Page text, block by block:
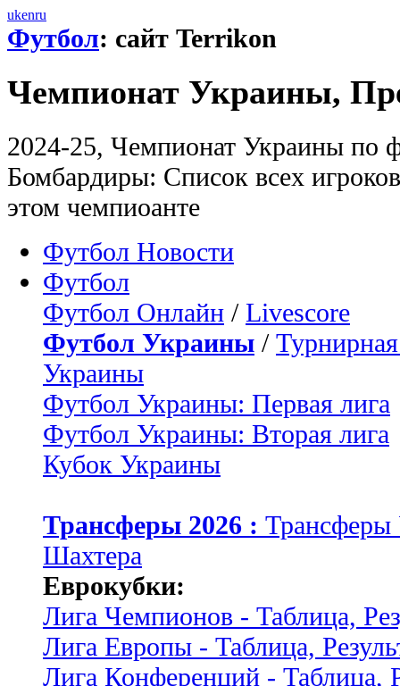
ukenru
Футбол: сайт Terrikon
Чемпионат Украины,
2024-25, Чемпионат Украины по
Бомбардиры: Список всех
этом чемпиоанте
Футбол Новости
Футбол
Футбол Онлайн / Livescore
Футбол Украины /
Украины
Футбол Украины: Первая лига
Футбол Украины: Вторая лига
Кубок Украины
Трансферы 2026 :
Шахтера
Еврокубки:
Лига Чемпионов - Таблица,
Лига Европы - Таблица,
Лига Конференций - Таблица,